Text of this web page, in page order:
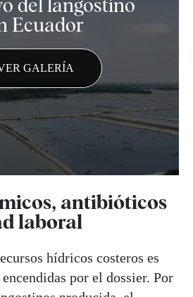
del langostino
Ecuador
GALERÍA
antibióticos
laboral
hídricos costeros es
por el dossier. Por